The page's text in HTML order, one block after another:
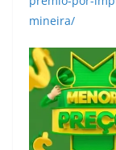
mineira/